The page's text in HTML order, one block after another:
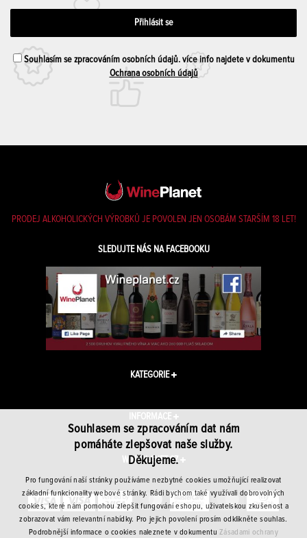
Souhlasím se zpracováním osobních údajů. více info najdete v dokumentu
Ochrana osobních údajů
PRODEJ ALKOHOLICKÝCH VÝROBKŮ JE POVOLEN JEN OSOBÁM STARŠÍM 18 LET!
SLEDUJTE NÁS NA FACEBOOKU
KATEGORIE
INFORMACE
WINEPLANET.CZ
Souhlasem se zpracováním dat nám
pomáháte zlepšovat naše služby.
Děkujeme.
Pro fungování naší stránky používáme nezbytné cookies umožňující realizovat
základní funkcionality webové stránky. Rádi bychom také využívali dobrovolných
cookies, které nám pomohou zlepšit fungování eshopu, uživatelskou zkušenost a
zobrazovat vám relevantní nabídky. Pro jejich povolení prosím odklikněte souhlas.
Podrobnější informace o cookies naleznete v dokumentuZásadami ochrany